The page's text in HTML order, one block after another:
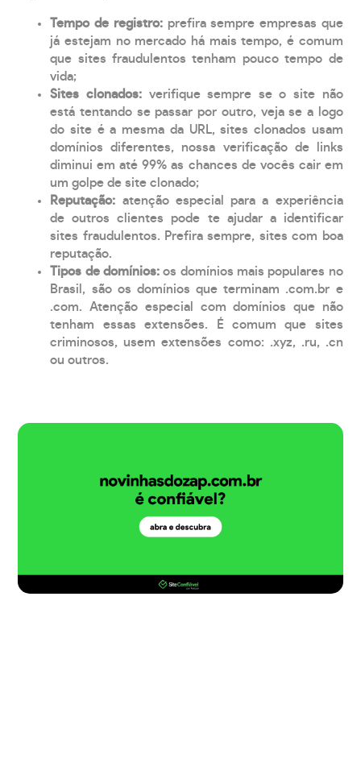
Tempo de registro: prefira sempre empresas que
já estejam no mercado há mais tempo, é comum
que sites fraudulentos tenham pouco tempo de
vida;
Sites clonados: verifique sempre se o site não
está tentando se passar por outro, veja se a logo
do site é a mesma da URL, sites clonados usam
domínios diferentes, nossa verificação de links
diminui em até 99% as chances de vocês cair em
um golpe de site clonado;
Reputação: atenção especial para a experiência
de outros clientes pode te ajudar a identificar
sites fraudulentos. Prefira sempre, sites com boa
reputação.
Tipos de domínios:os domínios mais populares no
Brasil, são os domínios que terminam .com.br e
.com. Atenção especial com domínios que não
tenham essas extensões. É comum que sites
criminosos, usem extensões como: .xyz, .ru, .cn
ou outros.